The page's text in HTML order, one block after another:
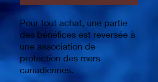
Pour tout achat, une partie
des bénéfices est reversée à
une association de
protection des mers
canadiennes.